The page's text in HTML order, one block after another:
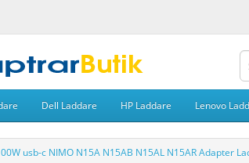
Dell Laddare HP Laddare Lenovo
usb-c NIMO N15A N15AB N15AL N15AR Adapter